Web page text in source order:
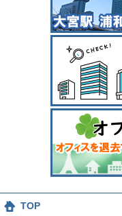
TOP